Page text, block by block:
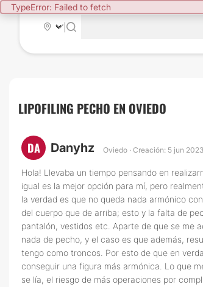
TypeError: Failed to fetch
|
LIPOFILING PECHO EN OVIEDO
DA Danyhz Oviedo · Creación: 5 jun 2023
Hola! Llevaba un tiempo pensando en
igual es la mejor opción para mí, pero
la verdad es que no queda nada armónico
del cuerpo que de arriba; esto y la falta de
pantalón, vestidos etc. Aparte de que se me
nada de pecho, y el caso es que además,
tengo como troncos. Por esto de que en
conseguir una figura más armónica. Lo que
se lía, el riesgo de más operaciones por